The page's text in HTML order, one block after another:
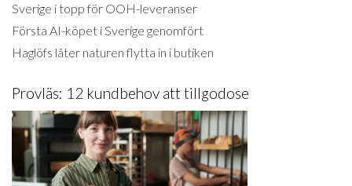
Sverige i topp för OOH-leveranser
Första AI-köpet i Sverige genomfört
Haglöfs låter naturen flytta in i butiken
Provläs: 12 kundbehov att tillgodose